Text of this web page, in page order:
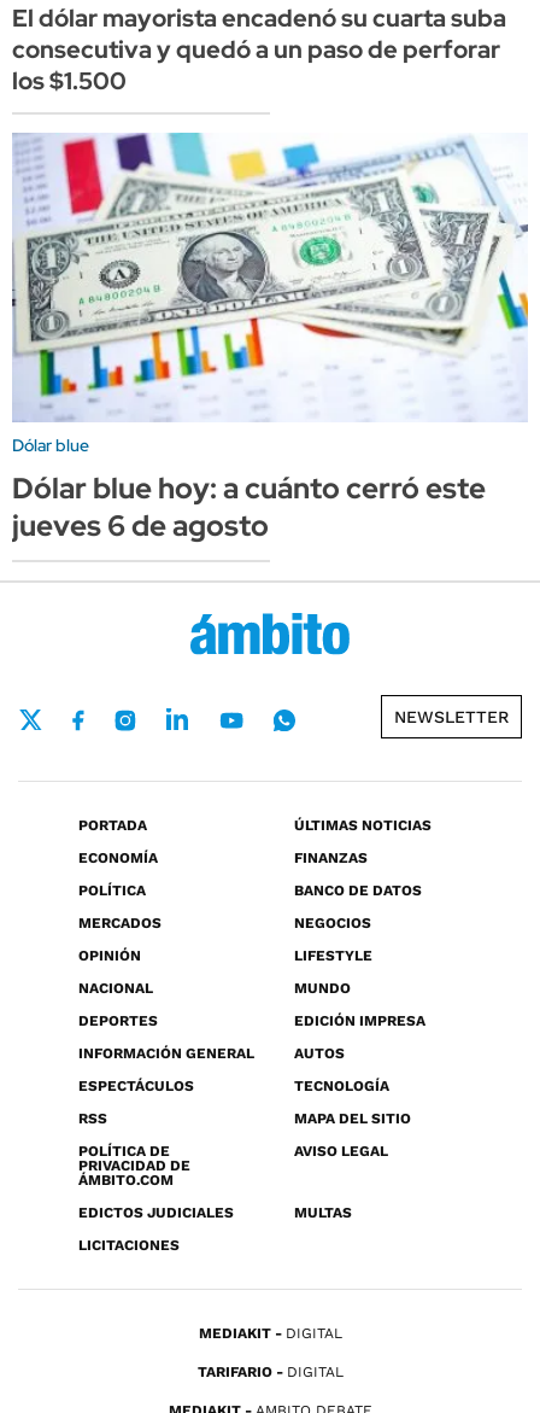
El dólar mayorista encadenó su cuarta suba
consecutiva y quedó a un paso de perforar
los $1.500
Dólar blue
Dólar blue hoy: a cuánto cerró este
jueves 6 de agosto
NEWSLETTER
PORTADA
ÚLTIMAS NOTICIAS
ECONOMÍA
FINANZAS
POLÍTICA
BANCO DE DATOS
MERCADOS
NEGOCIOS
OPINIÓN
LIFESTYLE
NACIONAL
MUNDO
DEPORTES
EDICIÓN IMPRESA
INFORMACIÓN GENERAL
AUTOS
ESPECTÁCULOS
TECNOLOGÍA
RSS
MAPA DEL SITIO
POLÍTICA DE
PRIVACIDAD DE
ÁMBITO.COM
AVISO LEGAL
EDICTOS JUDICIALES
MULTAS
LICITACIONES
MEDIAKIT DIGITAL
TARIFARIO DIGITAL